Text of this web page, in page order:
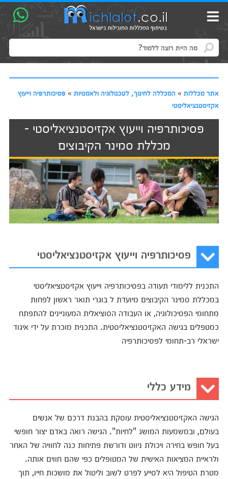
אתר מכללות» המכללה לחינוך, לטכנולוגיה ולאמנויות» פסיכותרפיה וייעוץ
אקזיסטנציאליסטי
פסיכותרפיה וייעוץ אקזיסטנציאליסטי -
מכללת סמינר הקיבוצים
פסיכותרפיה וייעוץ אקזיסטנציאליסטי
התכנית ללימודי תעודה בפסיכותרפיה וייעוץ אקזיסטציאליסטי
במכללת סמינר הקיבוצים מיועדת ל בוגרי תואר ראשון לפחות
מתחומי הפסיכולוגיה, או העבודה הסוציאלית המעוניינים להתפתח
כמטפלים בגישה האקזיסטנציאליסטית. התכנית מוכרת על ידי איגוד
ישראלי רב-תחומי לפסיכותרפיה
מידע כללי
הגישה האקזיסטנציאליסטית עוסקת בהבנת דרכם של אנשים
בעולם, ובמשמעות המושג "לחיות". הגישה רואה באדם יצור חופשי
בעל חופש בחירה ויכולת ניווט ודורשת פתיחות כנה לחוויה של האחר
ולראיית המציאות האישית של המטופלים כפי שהם חווים אותה.
מטרת הטיפול היא לסייע לפרט לשוב וליטול את מושכות חייו, תוך